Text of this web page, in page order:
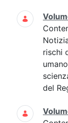
rischi
del